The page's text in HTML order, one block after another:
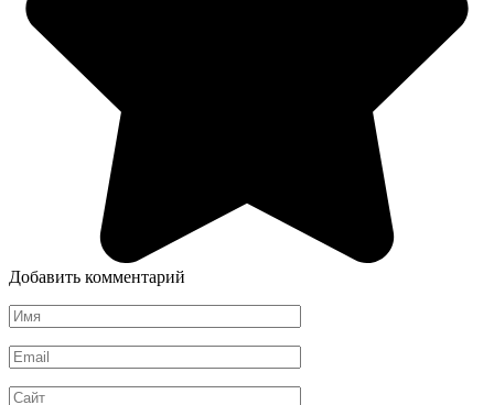
Добавить комментарий
Имя
*
Email
*
Сайт